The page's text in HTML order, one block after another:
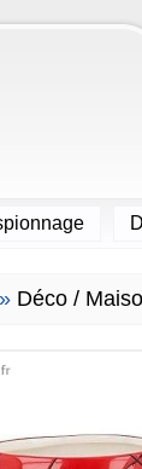
» Déco /